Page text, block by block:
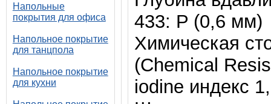
Напольные
покрытия для офиса
Напольное покрытие
для танцпола
Напольное покрытие
для кухни
433: P (0,6 мм)
Химическая
(Chemical
iodine индекс